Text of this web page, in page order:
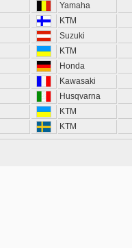
Yamaha
KTM
Suzuki
KTM
Honda
Kawasaki
Husqvarna
KTM
KTM